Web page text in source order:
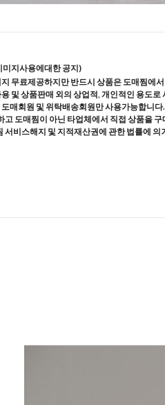
미지사용에대한 공지)
무료제공하지만 반드시 상품은 도매찜에
및 상품판매 외의 상업적, 개인적인 용도로
매회원 및 위탁배송회원만 사용가능합니다.
고 도매찜이 아닌 타업체에서 직접 상품을
서비스해지 및 지적재산권에 관한 법률에